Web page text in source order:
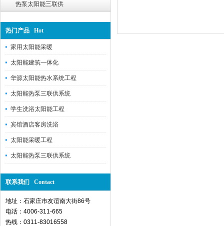
热泵太阳能三联供
热门产品 Hot
家用太阳能采暖
太阳能建筑一体化
华源太阳能热水系统工程
太阳能热泵三联供系统
学生洗浴太阳能工程
宾馆酒店客房洗浴
太阳能采暖工程
太阳能热泵三联供系统
联系我们 Contact
地址：石家庄市友谊南大街86号
电话：4006-311-665
热线：0311-83016558